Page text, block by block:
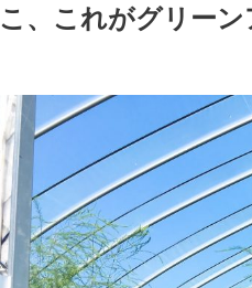
こ、これがグリー